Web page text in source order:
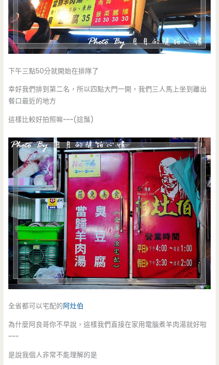
下午三點50分就開始在排隊了
幸好我們排到第二名，所以四點大門一開，我們三人馬上坐到離出
餐口最近的地方
這樣比較好拍照嘛~~~(捻鬚)
全省都可以宅配的阿灶伯
為什麼阿良哥你不早說，這樣我們直接在家用電腦煮羊肉湯就好啦
~~~
是說我個人非常不能理解的是